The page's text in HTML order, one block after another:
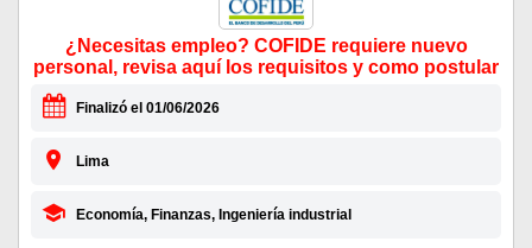
¿Necesitas empleo? COFIDE requiere nuevo
personal, revisa aquí los requisitos y como postular
Finalizó el 01/06/2026
Lima
Economía, Finanzas, Ingeniería industrial